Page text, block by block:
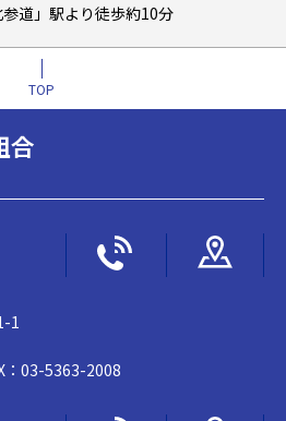
道」駅より徒歩約10分
TOP
合
1
03-5363-2008